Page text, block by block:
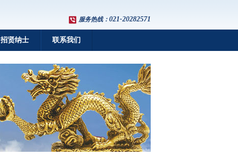
服务热线： 021-20282571
招贤纳士 联系我们